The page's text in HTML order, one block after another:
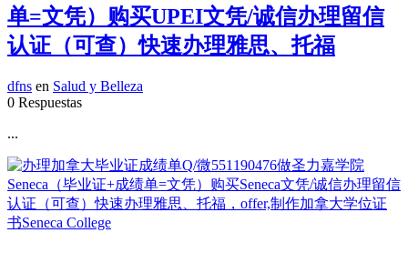
单=文凭）购买UPEI文凭/诚信办理留信
认证（可查）快速办理雅思、托福
dfns en Salud y Belleza
0 Respuestas
...